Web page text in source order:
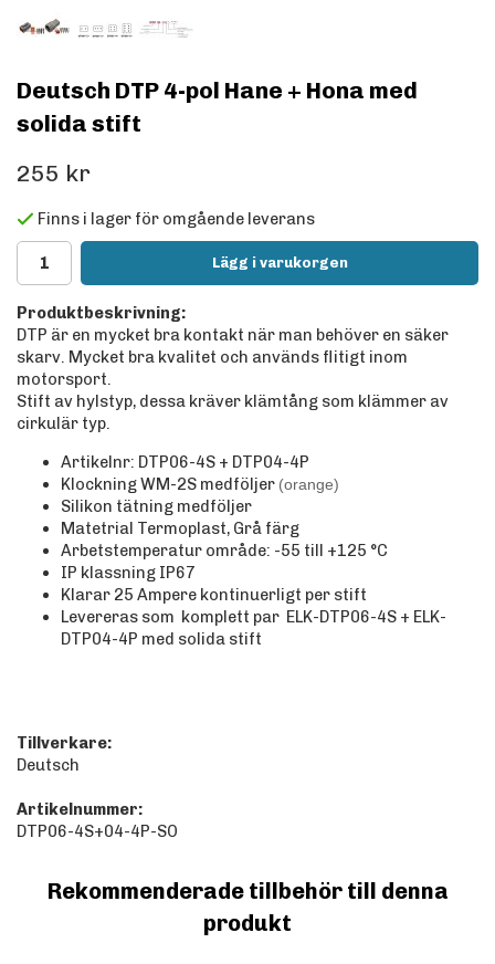
Deutsch DTP 4-pol Hane + Hona med
solida stift
255 kr
Finns i lager för omgående leverans
Lägg i varukorgen
Produktbeskrivning:
DTP är en mycket bra kontakt när man behöver en säker
skarv. Mycket bra kvalitet och används flitigt inom
motorsport.
Stift av hylstyp, dessa kräver klämtång som klämmer av
cirkulär typ.
Artikelnr: DTP06-4S + DTP04-4P
Klockning WM-2S medföljer (orange)
Silikon tätning medföljer
Matetrial Termoplast, Grå färg
Arbetstemperatur område: -55 till +125 °C
IP klassning IP67
Klarar 25 Ampere kontinuerligt per stift
Levereras som komplett par ELK-DTP06-4S + ELK-
DTP04-4P med solida stift
Tillverkare:
Deutsch
Artikelnummer:
DTP06-4S+04-4P-SO
Rekommenderade tillbehör till denna
produkt